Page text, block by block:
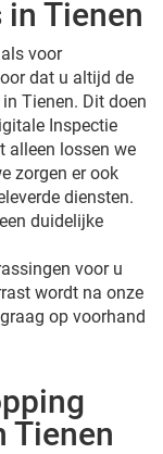
Tienen
voor
dat u altijd de
Tienen. Dit doen
Inspectie
alleen lossen we
zorgen er ook
diensten.
duidelijke
voor u
wordt na onze
op voorhand
Tienen